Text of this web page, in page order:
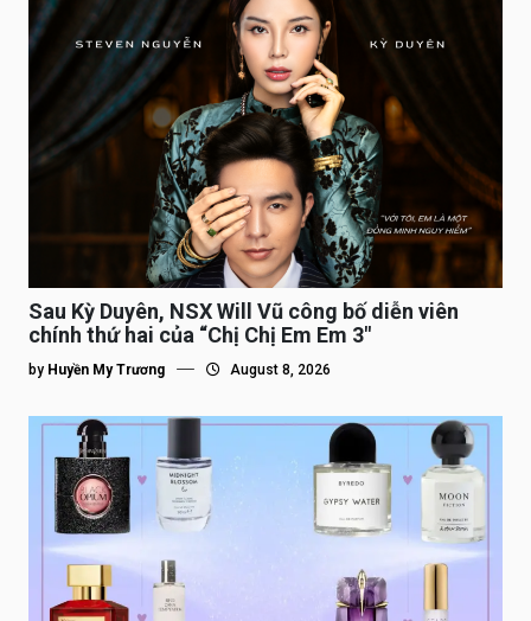
Sau Kỳ Duyên, NSX Will Vũ công bố diễn viên
chính thứ hai của “Chị Chị Em Em 3″
by Huyền My Trương August 8, 2026